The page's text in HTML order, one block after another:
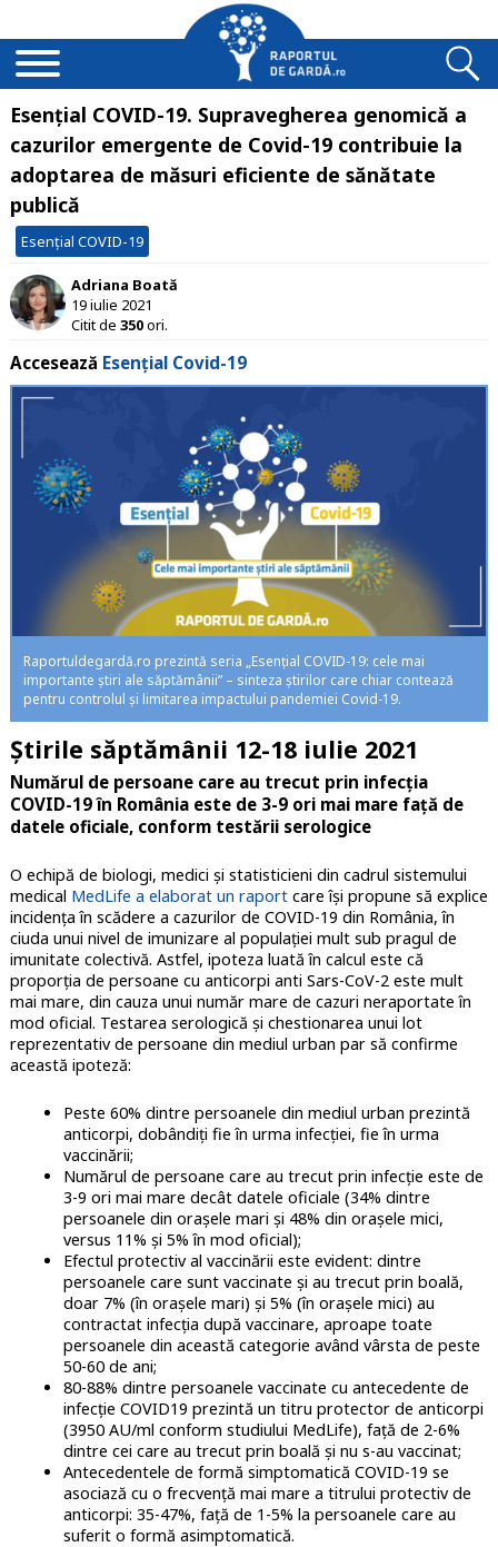
Esențial COVID-19. Supravegherea genomică a
cazurilor emergente de Covid-19 contribuie la
adoptarea de măsuri eficiente de sănătate
publică
Esențial COVID-19
Adriana Boată
19 iulie 2021
Citit de 350ori.
Accesează Esențial Covid-19
Raportuldegardă.ro prezintă seria „Esențial COVID-19: cele mai
importante știri ale săptămânii” – sinteza știrilor care chiar contează
pentru controlul și limitarea impactului pandemiei Covid-19.
Știrile săptămânii 12-18 iulie 2021
Numărul de persoane care au trecut prin infecția
COVID-19 în România este de 3-9 ori mai mare față de
datele oficiale, conform testării serologice
O echipă de biologi, medici și statisticieni din cadrul sistemului
medical MedLife a elaborat un raportcare își propune să explice
incidența în scădere a cazurilor de COVID-19 din România, în
ciuda unui nivel de imunizare al populației mult sub pragul de
imunitate colectivă. Astfel, ipoteza luată în calcul este că
proporția de persoane cu anticorpi anti Sars-CoV-2 este mult
mai mare, din cauza unui număr mare de cazuri neraportate în
mod oficial. Testarea serologică și chestionarea unui lot
reprezentativ de persoane din mediul urban par să confirme
această ipoteză:
Peste 60% dintre persoanele din mediul urban prezintă
anticorpi, dobândiți fie în urma infecției, fie în urma
vaccinării;
Numărul de persoane care au trecut prin infecție este de
3-9 ori mai mare decât datele oficiale (34% dintre
persoanele din orașele mari și 48% din orașele mici,
versus 11% și 5% în mod oficial);
Efectul protectiv al vaccinării este evident: dintre
persoanele care sunt vaccinate și au trecut prin boală,
doar 7% (în orașele mari) și 5% (în orașele mici) au
contractat infecția după vaccinare, aproape toate
persoanele din această categorie având vârsta de peste
50-60 de ani;
80-88% dintre persoanele vaccinate cu antecedente de
infecție COVID19 prezintă un titru protector de anticorpi
(3950 AU/ml conform studiului MedLife), față de 2-6%
dintre cei care au trecut prin boală și nu s-au vaccinat;
Antecedentele de formă simptomatică COVID-19 se
asociază cu o frecvență mai mare a titrului protectiv de
anticorpi: 35-47%, față de 1-5% la persoanele care au
suferit o formă asimptomatică.